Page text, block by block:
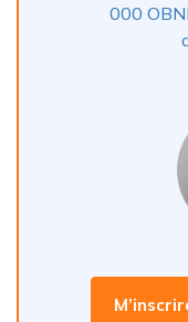
000